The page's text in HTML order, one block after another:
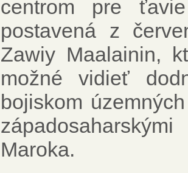
centrom pre
postavená z
Zawiy Maalainin,
možné vidieť
bojiskom
Maroka.